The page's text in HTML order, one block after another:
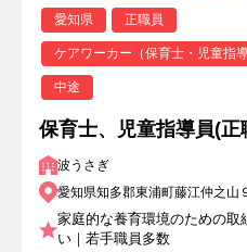
愛知県 正職員
ケアワーカー（保育士・児童指導
中途
保育士、児童指導員(正
波うさぎ
愛知県知多郡東浦町藤江仲之山
家庭的な養育環境のための取
い｜若手職員多数